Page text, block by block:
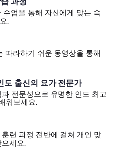
수업을 통해 자신에게 맞는 속
.
따라하기 쉬운 동영상을 통해
도 출신의 요가 전문가
전문성으로 유명한 인도 최고
워보세요.
련 과정 전반에 걸쳐 개인 맞
세요.